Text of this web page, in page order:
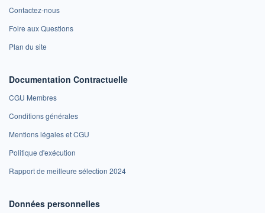
Contactez-nous
Foire aux Questions
Plan du site
Documentation Contractuelle
CGU Membres
Conditions générales
Mentions légales et CGU
Politique d'exécution
Rapport de meilleure sélection 2024
Données personnelles